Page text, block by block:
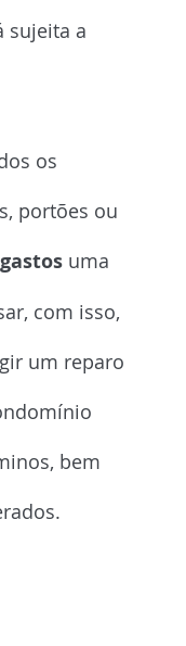
sujeita a
os
portões ou
uma
com isso,
um reparo
bem